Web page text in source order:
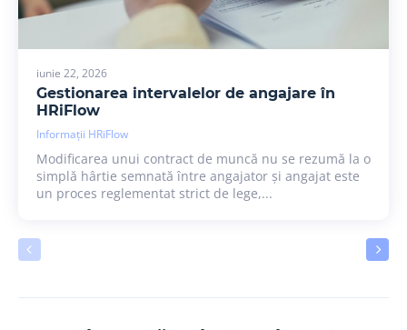
iunie 22, 2026
Gestionarea intervalelor de angajare în
HRiFlow
Informații HRiFlow
Modificarea unui contract de muncă nu se rezumă la o
simplă hârtie semnată între angajator și angajat este
un proces reglementat strict de lege,...